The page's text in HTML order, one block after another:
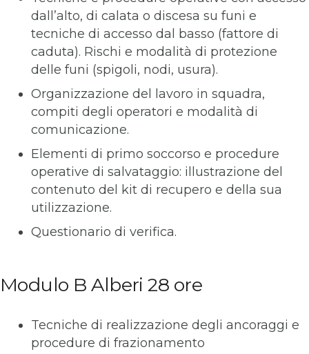
dall’alto, di calata o discesa su funi e
tecniche di accesso dal basso (fattore di
caduta). Rischi e modalità di protezione
delle funi (spigoli, nodi, usura).
Organizzazione del lavoro in squadra,
compiti degli operatori e modalità di
comunicazione.
Elementi di primo soccorso e procedure
operative di salvataggio: illustrazione del
contenuto del kit di recupero e della sua
utilizzazione.
Questionario di verifica.
Modulo B Alberi 28 ore
Tecniche di realizzazione degli ancoraggi e
procedure di frazionamento